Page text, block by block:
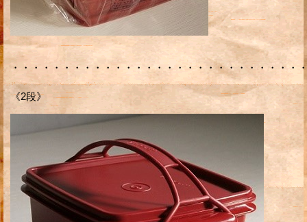
・・・・・・・・・・・・・・・・・・・・・・・・・・・
《2段》